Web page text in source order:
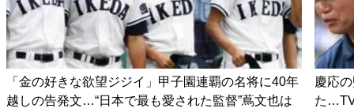
「金の好きな欲望ジジイ」甲子園連覇の名将に40年
越しの告発文…“日本で最も愛された監督”蔦文也は
慶応
た